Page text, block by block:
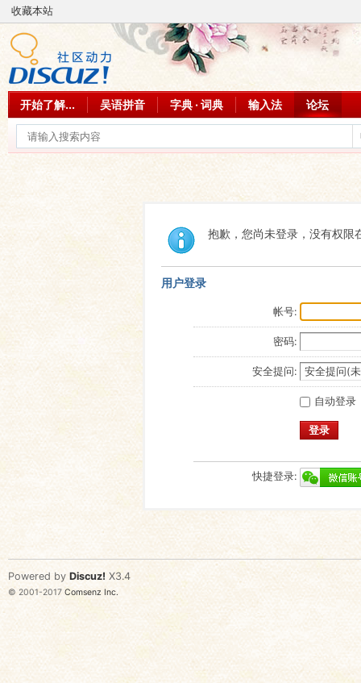
收藏本站
开始了解... 吴语拼音 字典 · 词典 输入法 论坛
抱歉，您尚未登录，没有权限
用户登录
帐号:
密码:
安全提问:
自动登录
登录
快捷登录:
Powered by Discuz! X3.4
© 2001-2017 Comsenz Inc.